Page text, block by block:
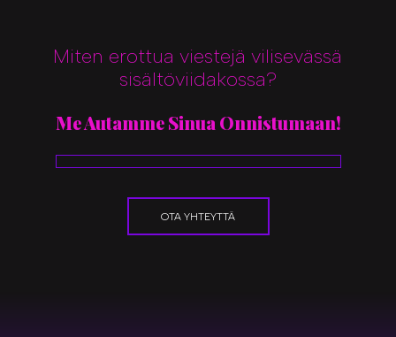
Miten erottua viestejä vilisevässä
sisältöviidakossa?
Me Autamme Sinua Onnistumaan!
OTA YHTEYTTÄ